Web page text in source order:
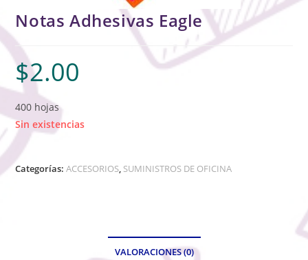
Notas Adhesivas Eagle
$2.00
400 hojas
Sin existencias
Categorías:ACCESORIOS, SUMINISTROS DE OFICINA
VALORACIONES (0)